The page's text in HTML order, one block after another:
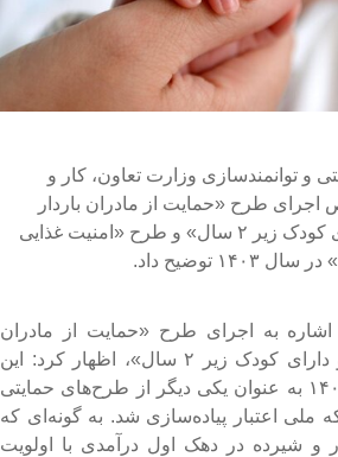
و توانمندسازی وزارت تعاون، کار و
طرح «حمایت از مادران باردار
نیازمند و شیرده و دارای کودک زیر ۲ سال» و طرح «امنیت غذایی
توضیح داد.
به اجرای طرح «حمایت از مادران
نیازمند باردار و شیرده و دارای کودک زیر ۲ سال»، اظهار کرد: این
طرح از نیمه دوم سال ۱۴۰۲ به عنوان یکی دیگر از طرح‌های حمایتی
اعتبار پیاده‌سازی شد. به گونه‌ای که
باردار و شیرده در دهک اول درآمدی با اولویت